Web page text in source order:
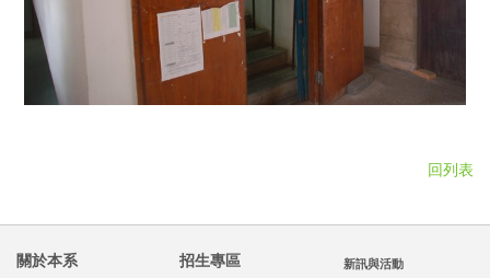
回列表
關於本系 招生專區
新訊與活動